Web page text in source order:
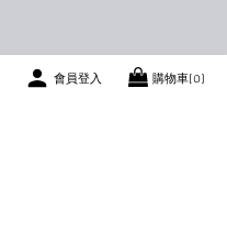
會員登入 購物車(0)